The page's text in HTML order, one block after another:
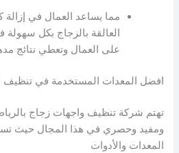
مما يساعد العمال في إزالة
العالقة بالزجاج بكل
على العمال وتعطي نتائج
افضل المعدات المستخدمة في تنظيف
تهتم شركة تنظيف واجهات زجاج
ومفيد وحصري في هذا المجال حيث
المعدات والأدوات